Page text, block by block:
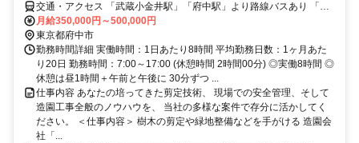
交通・アクセス 「武蔵小金井駅」「府中駅」より路線バスあり 「浅
間町」バス停徒歩5分
月給350,000円～500,000円
東京都府中市
勤務時間詳細 実働時間：1日あたり8時間 平均勤務日数：1ヶ月あた
り20日 勤務時間：7:00～17:00 (休憩時間 2時間00分) ◎実働8時間 ◎
休憩は昼1時間＋午前と午後に 30分ずつ ...
仕事内容 あなたの培ってきた剪定技術、 現場での安全管理、そして
造園工事全般のノウハウを、 当社の多様な案件で存分に活かしてく
ださい。 ＜仕事内容＞ 樹木の剪定や緑地整備などを手がける 造園会
社「...